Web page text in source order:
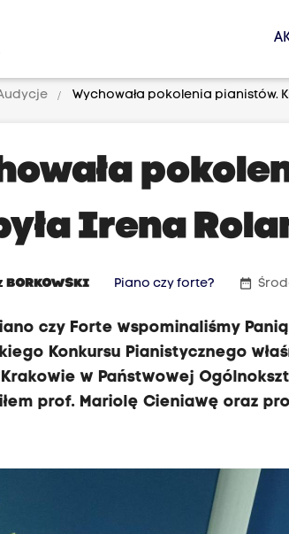
Wychowała pokolenia pianistów.
Irena
BORKOWSKI Piano czy forte? date_range
czy Forte wspominaliśmy
Konkursu Pianistycznego
w Państwowej
prof. Mariolę Cieniawę oraz